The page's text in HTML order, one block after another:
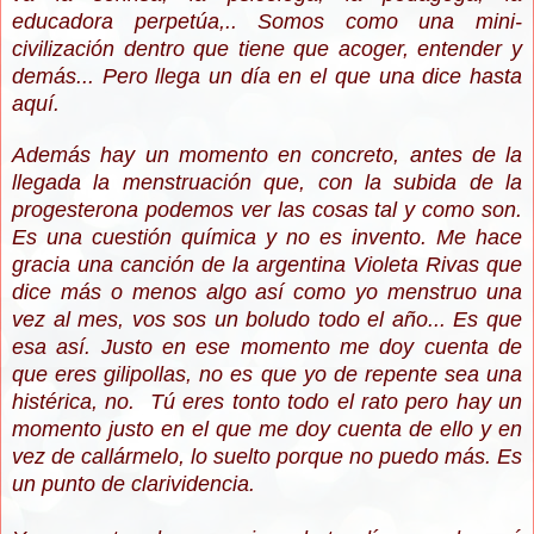
educadora perpetúa,.. Somos como una mini-
civilización dentro que tiene que acoger, entender y
demás... Pero llega un día en el que una dice hasta
aquí.
Además hay un momento en concreto, antes de la
llegada la menstruación que, con la subida de la
progesterona podemos ver las cosas tal y como son.
Es una cuestión química y no es invento. Me hace
gracia una canción de la argentina Violeta Rivas que
dice más o menos algo así como yo menstruo una
vez al mes, vos sos un boludo todo el año... Es que
esa así. Justo en ese momento me doy cuenta de
que eres gilipollas, no es que yo de repente sea una
histérica, no. Tú eres tonto todo el rato pero hay un
momento justo en el que me doy cuenta de ello y en
vez de callármelo, lo suelto porque no puedo más. Es
un punto de clarividencia.